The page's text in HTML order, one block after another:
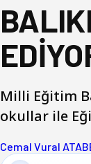
Milli Eğitim
okullar ile
Cemal Vural